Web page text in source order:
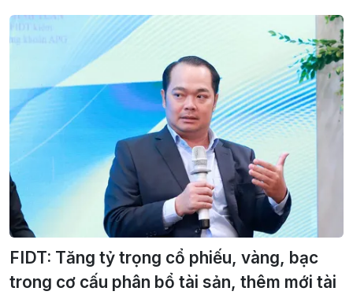
FIDT: Tăng tỷ trọng cổ phiếu, vàng, bạc
trong cơ cấu phân bổ tài sản, thêm mới tài